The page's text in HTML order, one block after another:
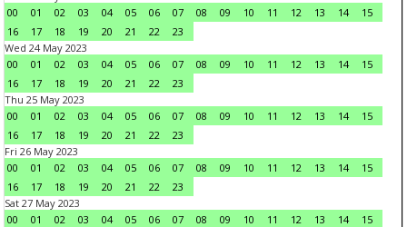
00
01 02 03 04 05 06 07 08 09 10 11 12 13 14
15
16
17 18 19 20 21 22
23
Wed 24 May 2023
00
01 02 03 04 05 06 07 08 09 10 11 12 13 14
15
16
17 18 19 20 21 22
23
Thu 25 May 2023
00
01 02 03 04 05 06 07 08 09 10 11 12 13 14
15
16
17 18 19 20 21 22
23
Fri 26 May 2023
00
01 02 03 04 05 06 07 08 09 10 11 12 13 14
15
16
17 18 19 20 21 22
23
Sat 27 May 2023
00
01 02 03 04 05 06 07 08 09 10 11 12 13 14
15